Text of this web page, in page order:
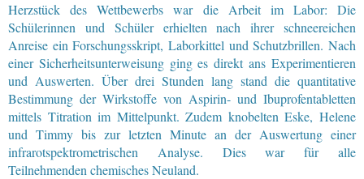
Herzstück des Wettbewerbs war die Arbeit im Labor: Die
Schülerinnen und Schüler erhielten nach ihrer schneereichen
Anreise ein Forschungsskript, Laborkittel und Schutzbrillen. Nach
einer Sicherheitsunterweisung ging es direkt ans Experimentieren
und Auswerten. Über drei Stunden lang stand die quantitative
Bestimmung der Wirkstoffe von Aspirin- und Ibuprofentabletten
mittels Titration im Mittelpunkt. Zudem knobelten Eske, Helene
und Timmy bis zur letzten Minute an der Auswertung einer
infrarotspektrometrischen Analyse. Dies war für alle
Teilnehmenden chemisches Neuland.